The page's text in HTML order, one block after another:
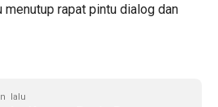
rapat pintu dialog dan
lalu